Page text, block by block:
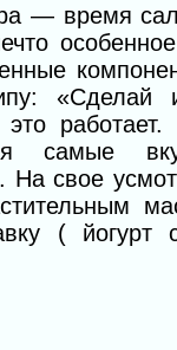
— время
«Сделай
самые
На свое
(